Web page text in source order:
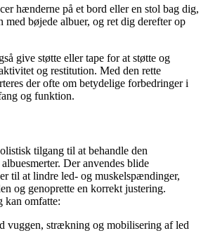
hænderne på et bord eller en stol bag dig,
med bøjede albuer, og ret dig derefter op
give støtte eller tape for at støtte og
og restitution. Med den rette
der ofte om betydelige forbedringer i
og funktion.
tilgang til at behandle den
Der anvendes blide
til at lindre led- og muskelspændinger,
og genoprette en korrekt justering.
kan omfatte:
vuggen, strækning og mobilisering af led